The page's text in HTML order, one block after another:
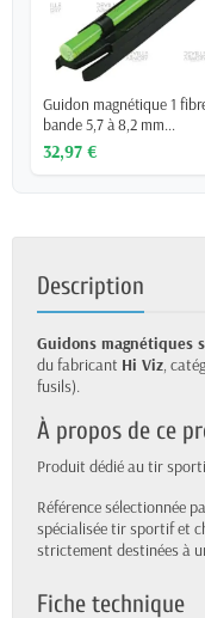
Guidon magnétique 1
bande 5,7 à 8,2 mm...
32,97 €
Description
Guidons magnétiques
du fabricant Hi Viz,
fusils).
À propos de ce
Produit dédié au tir
Référence sélectionnée
spécialisée tir sportif et
strictement destinées à
Fiche technique